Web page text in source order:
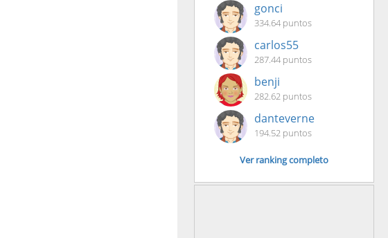
gonci
334.64 puntos
carlos55
287.44 puntos
benji
282.62 puntos
danteverne
194.52 puntos
Ver ranking completo